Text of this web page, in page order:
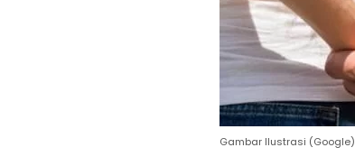
Gambar Ilustrasi (Google)